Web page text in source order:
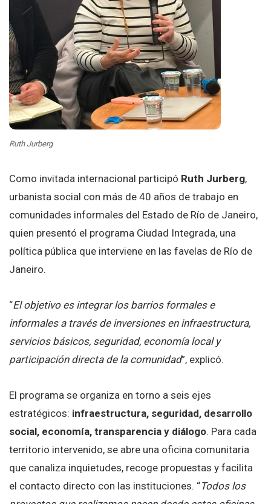
Ruth Jurberg
Como invitada internacional participó Ruth Jurberg,
urbanista social con más de 40 años de trabajo en
comunidades informales del Estado de Río de Janeiro,
quien presentó el programa Ciudad Integrada, una
política pública que interviene en las favelas de Río de
Janeiro.
“El objetivo es integrar los barrios formales e
informales a través de inversiones en infraestructura,
servicios básicos, seguridad, economía local y
participación directa de la comunidad”, explicó.
El programa se organiza en torno a seis ejes
estratégicos: infraestructura, seguridad, desarrollo
social, economía, transparencia y diálogo. Para cada
territorio intervenido, se abre una oficina comunitaria
que canaliza inquietudes, recoge propuestas y facilita
el contacto directo con las instituciones. “Todos los